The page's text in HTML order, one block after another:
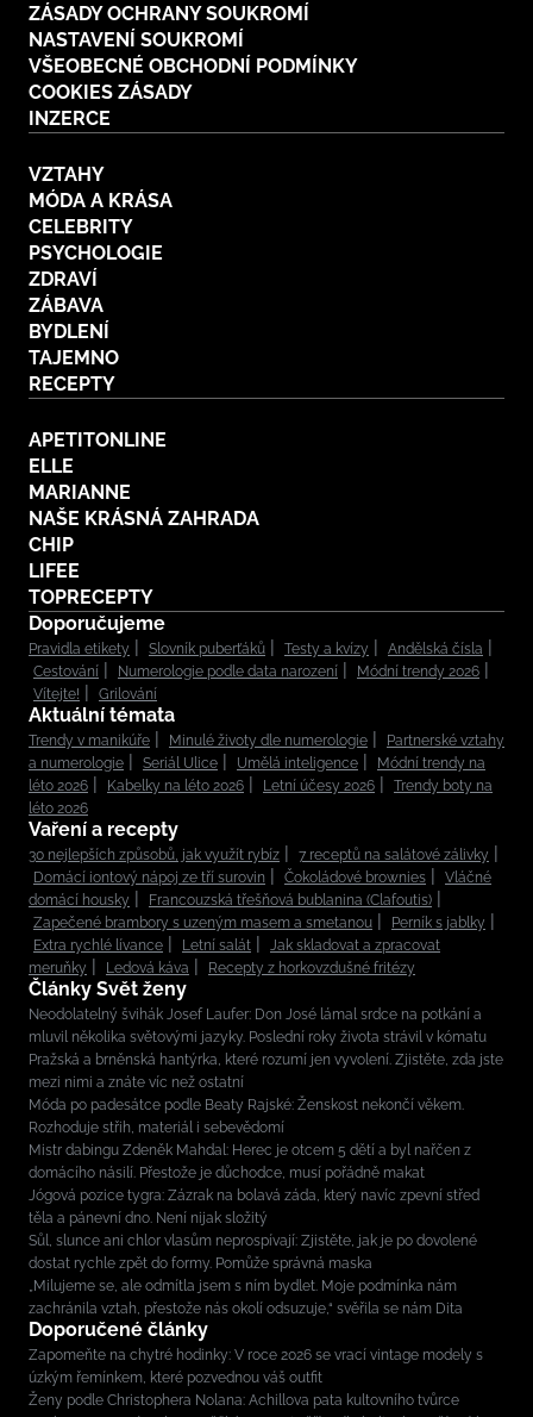
ZÁSADY OCHRANY SOUKROMÍ
NASTAVENÍ SOUKROMÍ
VŠEOBECNÉ OBCHODNÍ PODMÍNKY
COOKIES ZÁSADY
INZERCE
VZTAHY
MÓDA A KRÁSA
CELEBRITY
PSYCHOLOGIE
ZDRAVÍ
ZÁBAVA
BYDLENÍ
TAJEMNO
RECEPTY
APETITONLINE
ELLE
MARIANNE
NAŠE KRÁSNÁ ZAHRADA
CHIP
LIFEE
TOPRECEPTY
Doporučujeme
Pravidla etikety Slovník puberťáků Testy a kvízy
Andělská čísla
Cestování
Numerologie podle data narození
Módní trendy 2026
Vítejte!
Grilování
Aktuální témata
Trendy v manikúře Minulé životy dle numerologie
Partnerské vztahy
a numerologie
Seriál Ulice Umělá inteligence
Módní trendy na
léto 2026
Kabelky na léto 2026 Letní účesy 2026
Trendy boty na
léto 2026
Vaření a recepty
30 nejlepších způsobů, jak využít rybíz
7 receptů na salátové zálivky
Domácí iontový nápoj ze tří surovin
Čokoládové brownies
Vláčné
domácí housky
Francouzská třešňová bublanina (Clafoutis)
Zapečené brambory s uzeným masem a smetanou
Perník s jablky
Extra rychlé lívance
Letní salát
Jak skladovat a zpracovat
meruňky
Ledová káva Recepty z horkovzdušné fritézy
Články Svět ženy
Neodolatelný švihák Josef Laufer: Don José lámal srdce na potkání a
mluvil několika světovými jazyky. Poslední roky života strávil v kómatu
Pražská a brněnská hantýrka, které rozumí jen vyvolení. Zjistěte, zda jste
mezi nimi a znáte víc než ostatní
Móda po padesátce podle Beaty Rajské: Ženskost nekončí věkem.
Rozhoduje střih, materiál i sebevědomí
Mistr dabingu Zdeněk Mahdal: Herec je otcem 5 dětí a byl nařčen z
domácího násilí. Přestože je důchodce, musí pořádně makat
Jógová pozice tygra: Zázrak na bolavá záda, který navíc zpevní střed
těla a pánevní dno. Není nijak složitý
Sůl, slunce ani chlor vlasům neprospívají: Zjistěte, jak je po dovolené
dostat rychle zpět do formy. Pomůže správná maska
„Milujeme se, ale odmítla jsem s ním bydlet. Moje podmínka nám
zachránila vztah, přestože nás okolí odsuzuje,“ svěřila se nám Dita
Doporučené články
Zapomeňte na chytré hodinky: V roce 2026 se vrací vintage modely s
úzkým řemínkem, které pozvednou váš outfit
Ženy podle Christophera Nolana: Achillova pata kultovního tvůrce